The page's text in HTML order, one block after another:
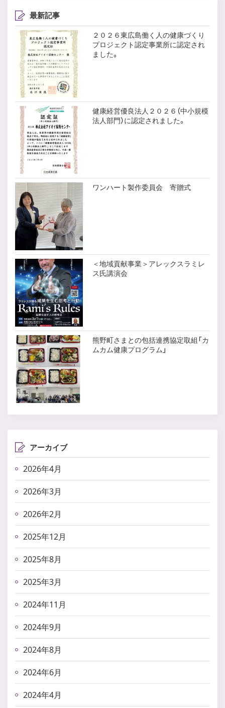
最新記事
２０２６東広島働く人の健康づくり
プロジェクト認定事業所に認定され
ました。
健康経営優良法人２０２６（中小規模
法人部門）に認定されました。
ワンハート製作委員会 寄贈式
＜地域貢献事業＞アレックスラミレ
ス氏講演会
熊野町さまとの包括連携協定取組「カ
ムカム健康プログラム」
アーカイブ
2026年4月
2026年3月
2026年2月
2025年12月
2025年8月
2025年3月
2024年11月
2024年9月
2024年8月
2024年6月
2024年4月